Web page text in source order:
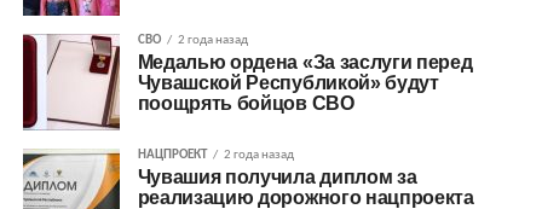
СВО 2 года назад
Медалью ордена «За заслуги перед
Чувашской Республикой» будут
поощрять бойцов СВО
НАЦПРОЕКТ 2 года назад
Чувашия получила диплом за
реализацию дорожного нацпроекта